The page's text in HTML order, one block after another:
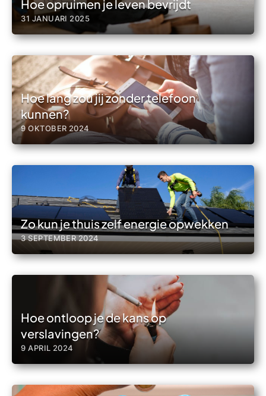
Hoe opruimen je leven bevrijdt
31 JANUARI 2025
Hoe lang zou jij zonder telefoon
kunnen?
9 OKTOBER 2024
Zo kun je thuis zelf energie opwekken
3 SEPTEMBER 2024
Hoe ontloop je de kans op
verslavingen?
9 APRIL 2024